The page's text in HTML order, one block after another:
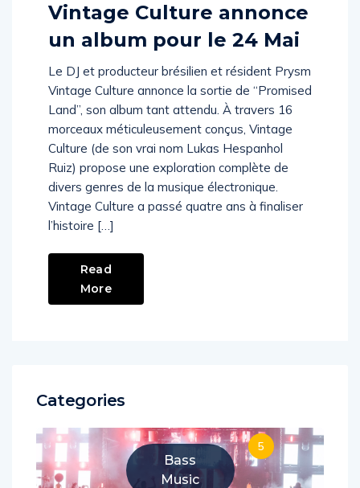
Vintage Culture annonce
un album pour le 24 Mai
Le DJ et producteur brésilien et résident Prysm
Vintage Culture annonce la sortie de “Promised
Land”, son album tant attendu. À travers 16
morceaux méticuleusement conçus, Vintage
Culture (de son vrai nom Lukas Hespanhol
Ruiz) propose une exploration complète de
divers genres de la musique électronique.
Vintage Culture a passé quatre ans à finaliser
l’histoire […]
Read
More
Categories
Bass
Music
5